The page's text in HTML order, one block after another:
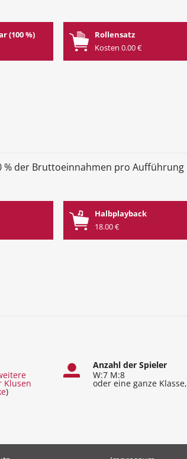
(100 %)
Rollensatz
Kosten 0.00 €
% der Bruttoeinnahmen pro Aufführung
Halbplayback
18.00 €
Klusen
)
Anzahl der Spieler
W:7 M:8
oder eine ganze Klasse,